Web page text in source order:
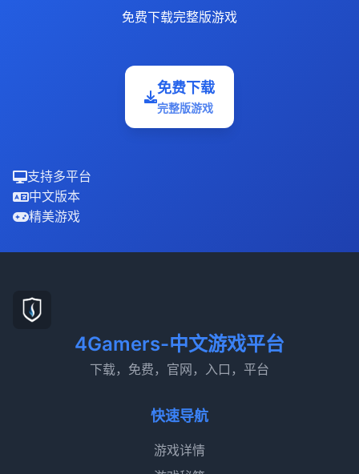
免费下载完整版游戏
免费下载
完整版游戏
支持多平台
中文版本
精美游戏
4Gamers-中文游戏平台
下载，免费，官网，入口，平台
快速导航
游戏详情